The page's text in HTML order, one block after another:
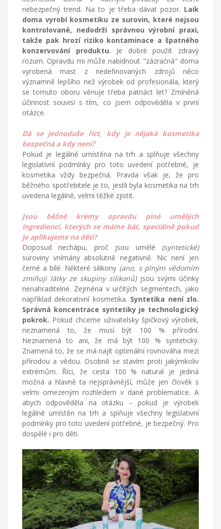
nebezpečný trend. Na to je třeba dávat pozor. Laik
doma vyrobí kosmetiku ze surovin, které nejsou
kontrolované, nedodrží správnou výrobní praxi,
takže pak hrozí riziko kontaminace a špatného
konzervování produktu. Je dobré použít zdravý
rozum. Opravdu mi může nabídnout "zázračná" doma
vyrobená mast z nedefinovaných zdrojů něco
významně lepšího než výrobek od profesionála, který
se tomuto oboru věnuje třeba patnáct let? Zmíněná
účinnost souvisí s tím, co jsem odpověděla v první
otázce.
Dá se jednoduše říct, kdy je nějaká kosmetika
bezpečná a kdy není?
Pokud je legálně umístěna na trh a splňuje všechny
legislativní podmínky pro toto uvedení potřebné, je
kosmetika vždy bezpečná. Pravda však je, že pro
běžného spotřebitele je to, jestli byla kosmetika na trh
uvedena legálně, velmi těžké zjistit.
Jsou běžné krémy opravdu plné umělých
ingrediencí, kterých se máme bát, speciálně pokud
je aplikujeme na děti?
Doposud nechápu, proč jsou umělé (syntetické)
suroviny vnímány absolutně negativně. Nic není jen
černé a bílé. Některé silikony (ano, s plným vědomím
zmiňuji látky ze skupiny silikonů) jsou svými účinky
nenahraditelné. Zejména v určitých segmentech, jako
například dekorativní kosmetika. Syntetika není zlo.
Správná koncentrace syntetiky je technologický
pokrok. Pokud chceme uživatelsky špičkový výrobek,
neznamená to, že musí být 100 % přírodní.
Neznamená to ani, že má být 100 % syntetický.
Znamená to, že se má najít optimální rovnováha mezi
přírodou a vědou. Osobně se stavím proti jakýmkoliv
extrémům. Říci, že cesta 100 % natural je jediná
možná a hlavně ta nejsprávnější, může jen člověk s
velmi omezeným rozhledem v dané problematice. A
abych odpověděla na otázku – pokud je výrobek
legálně umístěn na trh a splňuje všechny legislativní
podmínky pro toto uvedení potřebné, je bezpečný. Pro
dospělé i pro děti.